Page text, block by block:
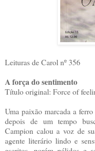
Leituras de Carol nº 356
A força do sentimento
Título original: Force of
Uma paixão marcada a
depois de um tempo
Campion calou a voz de
agente literário lindo e